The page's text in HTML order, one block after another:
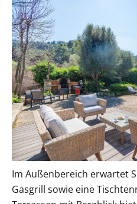
Im Außenbereich erwartet
Gasgrill sowie eine